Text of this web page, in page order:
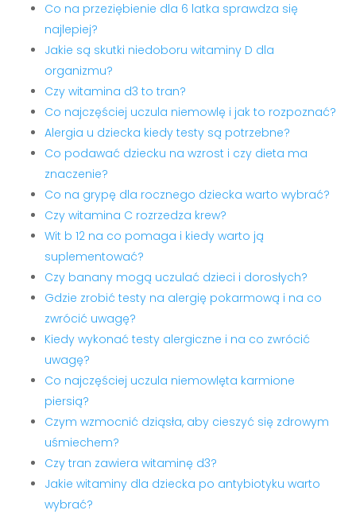
Co na przeziębienie dla 6 latka sprawdza się
najlepiej?
Jakie są skutki niedoboru witaminy D dla
organizmu?
Czy witamina d3 to tran?
Co najczęściej uczula niemowlę i jak to rozpoznać?
Alergia u dziecka kiedy testy są potrzebne?
Co podawać dziecku na wzrost i czy dieta ma
znaczenie?
Co na grypę dla rocznego dziecka warto wybrać?
Czy witamina C rozrzedza krew?
Wit b 12 na co pomaga i kiedy warto ją
suplementować?
Czy banany mogą uczulać dzieci i dorosłych?
Gdzie zrobić testy na alergię pokarmową i na co
zwrócić uwagę?
Kiedy wykonać testy alergiczne i na co zwrócić
uwagę?
Co najczęściej uczula niemowlęta karmione
piersią?
Czym wzmocnić dziąsła, aby cieszyć się zdrowym
uśmiechem?
Czy tran zawiera witaminę d3?
Jakie witaminy dla dziecka po antybiotyku warto
wybrać?